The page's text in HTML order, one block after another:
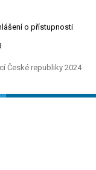
o přístupnosti
České republiky 2024